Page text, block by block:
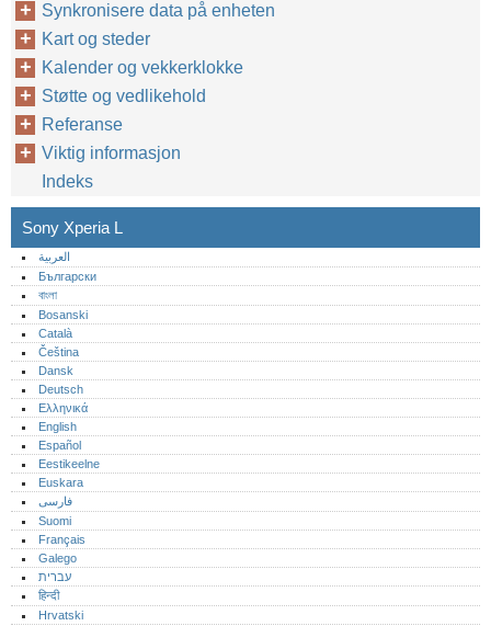
Synkronisere data på enheten
Kart og steder
Kalender og vekkerklokke
Støtte og vedlikehold
Referanse
Viktig informasjon
Indeks
Sony Xperia L
العربية
Български
বাংলা
Bosanski
Català
Čeština
Dansk
Deutsch
Ελληνικά
English
Español
Eestikeelne
Euskara
فارسی
Suomi
Français
Galego
עברית
हिन्दी
Hrvatski